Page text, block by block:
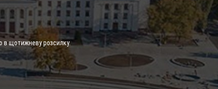
в щотижневу розсилку.